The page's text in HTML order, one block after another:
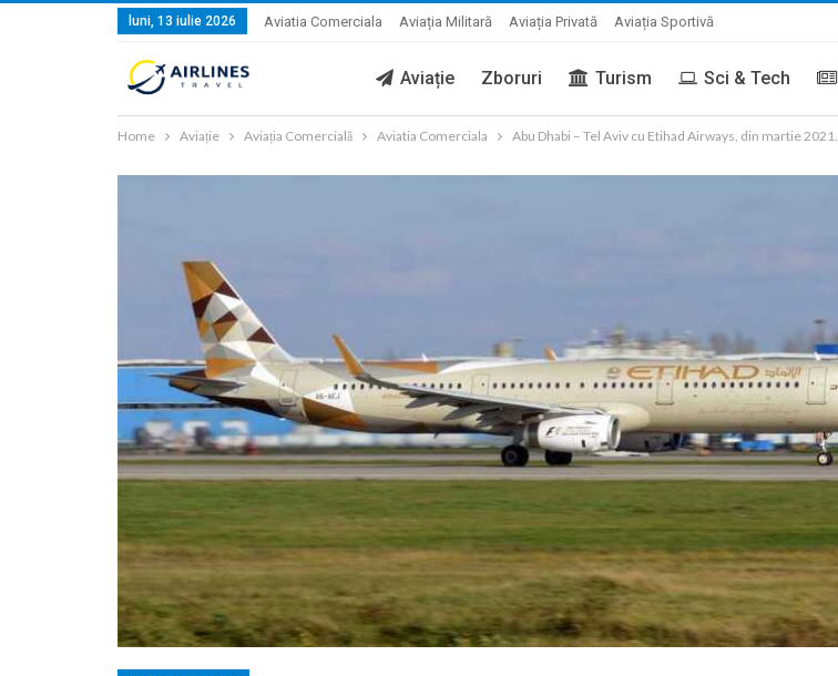
luni, 13 iulie 2026 Aviatia Comerciala Aviația Militară Aviația Privată Aviația Sportivă
Aviație Zboruri Turism Sci & Tech
Home Aviație Aviația Comercială Aviatia Comerciala Abu Dhabi – Tel Aviv cu Etihad Airways, din martie 2021.